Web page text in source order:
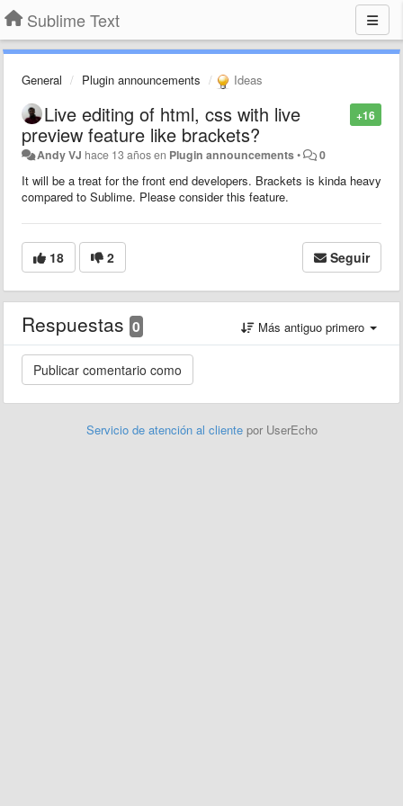
Sublime Text
General Plugin announcements Ideas
+16
Live editing of html, css with live
preview feature like brackets?
Andy VJ hace 13 añosen Plugin announcements• 0
It will be a treat for the front end developers. Brackets is kinda heavy
compared to Sublime. Please consider this feature.
18 2 Seguir
Respuestas 0 Más antiguo primero
Servicio de atención al cliente por UserEcho